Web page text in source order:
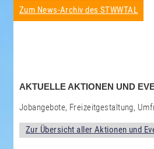
Zum News-Archiv des STWWTAL
AKTUELLE AKTIONEN UND
Jobangebote, Freizeitgestaltung,
Zur Übersicht aller Aktionen und